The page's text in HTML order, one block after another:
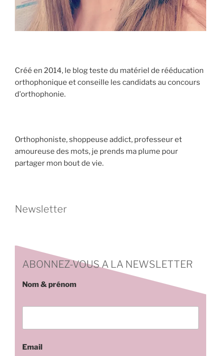
Créé en 2014, le blog teste du matériel de rééducation
orthophonique et conseille les candidats au concours
d'orthophonie.
Orthophoniste, shoppeuse addict, professeur et
amoureuse des mots, je prends ma plume pour
partager mon bout de vie.
Newsletter
ABONNEZ-VOUS A LA NEWSLETTER
Nom & prénom
Email